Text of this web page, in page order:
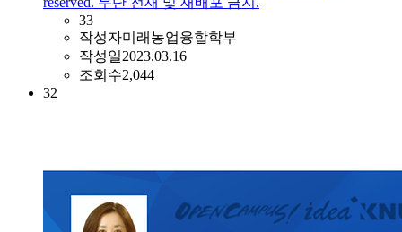
33
작성자미래농업융합학부
작성일2023.03.16
조회수2,044
32